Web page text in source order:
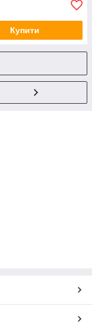
Купити